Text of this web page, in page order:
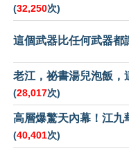
(32,250次)
這個武器比任何武器都
老江，祕書湯兒泡飯，
(28,017次)
高層爆驚天內幕！江九
(40,401次)